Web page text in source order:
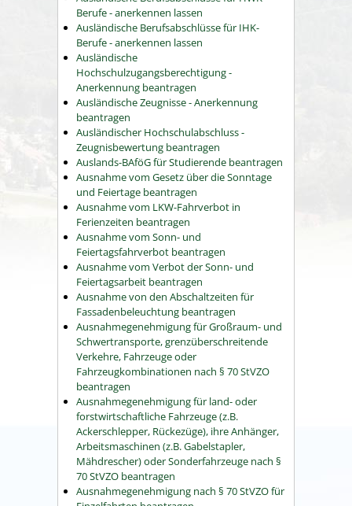
Berufe - anerkennen lassen
Ausländische Berufsabschlüsse für IHK-
Berufe - anerkennen lassen
Ausländische
Hochschulzugangsberechtigung -
Anerkennung beantragen
Ausländische Zeugnisse - Anerkennung
beantragen
Ausländischer Hochschulabschluss -
Zeugnisbewertung beantragen
Auslands-BAföG für Studierende beantragen
Ausnahme vom Gesetz über die Sonntage
und Feiertage beantragen
Ausnahme vom LKW-Fahrverbot in
Ferienzeiten beantragen
Ausnahme vom Sonn- und
Feiertagsfahrverbot beantragen
Ausnahme vom Verbot der Sonn- und
Feiertagsarbeit beantragen
Ausnahme von den Abschaltzeiten für
Fassadenbeleuchtung beantragen
Ausnahmegenehmigung für Großraum- und
Schwertransporte, grenzüberschreitende
Verkehre, Fahrzeuge oder
Fahrzeugkombinationen nach § 70 StVZO
beantragen
Ausnahmegenehmigung für land- oder
forstwirtschaftliche Fahrzeuge (z.B.
Ackerschlepper, Rückezüge), ihre Anhänger,
Arbeitsmaschinen (z.B. Gabelstapler,
Mähdrescher) oder Sonderfahrzeuge nach §
70 StVZO beantragen
Ausnahmegenehmigung nach § 70 StVZO für